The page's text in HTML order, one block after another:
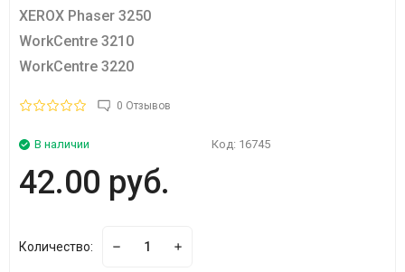
XEROX Phaser 3250
WorkCentre 3210
WorkCentre 3220
0 Отзывов
В наличии Код: 16745
42.00 руб.
Количество: